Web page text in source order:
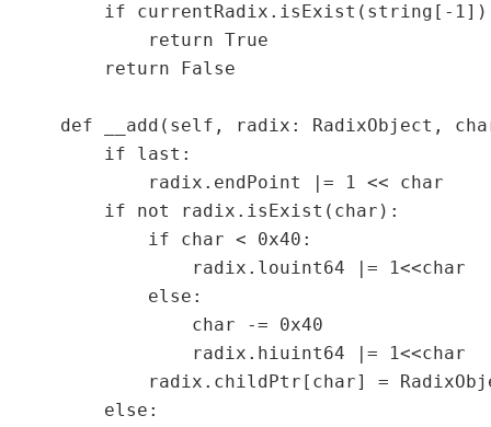
if currentRadix.isExist(string[-
            return True
        return False
def __add(self, radix: RadixObject,
        if last:
            radix.endPoint |= 1 << char
        if not radix.isExist(char):
            if char < 0x40:
                radix.louint64 |= 1<<char
            else:
                char -= 0x40
                radix.hiuint64 |= 1<<char
radix.childPtr[char] =
        else: